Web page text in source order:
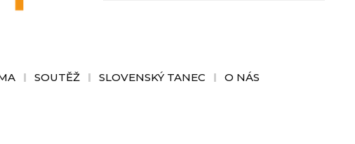
SOUTĚŽ SLOVENSKÝ TANEC O NÁS